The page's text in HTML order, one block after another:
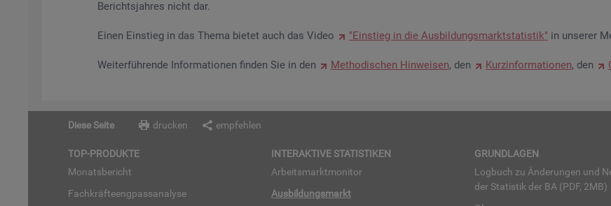
Be­richts­jah­res nicht dar.
Einen Ein­stieg in das Thema bie­tet auch das Video "Ein­stieg in die Aus­bil­dungs­markt­sta­tis­tik" in un­se­rer
Wei­ter­füh­ren­de In­for­ma­tio­nen fin­den Sie in den Me­tho­di­schen Hin­wei­sen, den Kurz­in­for­ma­tio­nen, den
Diese Seite drucken empfehlen
TOP-PRO­DUK­TE
Mo­nats­be­richt
Fach­kräf­te­eng­pass­ana­ly­se
IN­TER­AK­TI­VE STA­TIS­TI­KEN
Ar­beits­markt­mo­ni­tor
Aus­bil­dungs­markt
GRUND­LA­GEN
Log­buch zu Än­de­run­gen und
der Sta­tis­tik der BA (PDF, 2MB)